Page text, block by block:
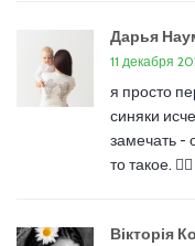
Дарья
11 декабря
я просто
синяки
замечать -
то такое. 🤷‍♀️
Вікторія